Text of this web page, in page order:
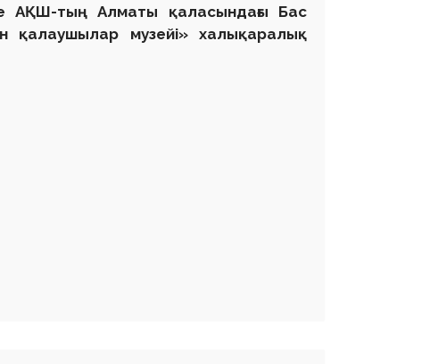
АҚШ-тың Алматы қаласындағы Бас
қалаушылар музейі» халықаралық